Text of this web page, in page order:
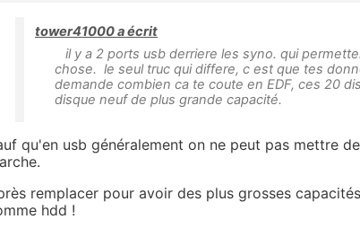
tower41000 a écrit
il y a 2 ports usb derriere les syno. qui
chose. le seul truc qui differe, c est que tes
demande combien ca te coute en EDF, ces 20
disque neuf de plus grande capacité.
qu'en usb généralement on ne peut pas mettre
remplacer pour avoir des plus grosses
hdd !